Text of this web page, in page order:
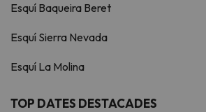
Esquí Baqueira Beret
Esquí Sierra Nevada
Esquí La Molina
TOP DATES DESTACADES